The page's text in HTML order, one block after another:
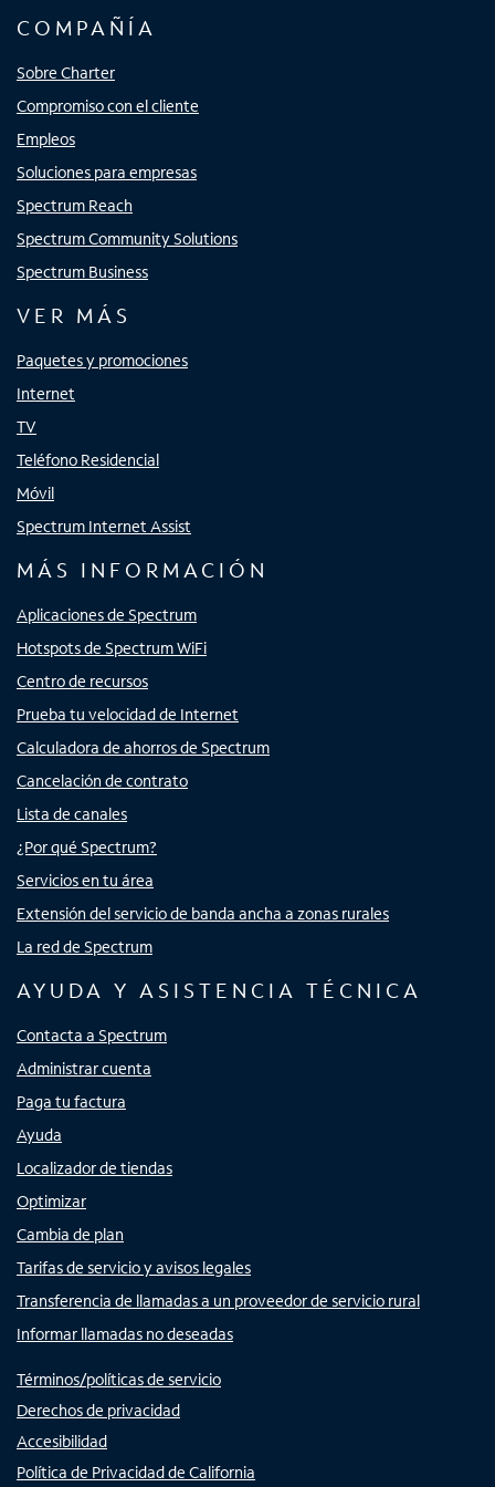
COMPAÑÍA
Sobre Charter
Compromiso con el cliente
Empleos
Soluciones para empresas
Spectrum Reach
Spectrum Community Solutions
Spectrum Business
VER MÁS
Paquetes y promociones
Internet
TV
Teléfono Residencial
Móvil
Spectrum Internet Assist
MÁS INFORMACIÓN
Aplicaciones de Spectrum
Hotspots de Spectrum WiFi
Centro de recursos
Prueba tu velocidad de Internet
Calculadora de ahorros de Spectrum
Cancelación de contrato
Lista de canales
¿Por qué Spectrum?
Servicios en tu área
Extensión del servicio de banda ancha a zonas rurales
La red de Spectrum
AYUDA Y ASISTENCIA TÉCNICA
Contacta a Spectrum
Administrar cuenta
Paga tu factura
Ayuda
Localizador de tiendas
Optimizar
Cambia de plan
Tarifas de servicio y avisos legales
Transferencia de llamadas a un proveedor de servicio rural
Informar llamadas no deseadas
Términos/políticas de servicio
Derechos de privacidad
Accesibilidad
Política de Privacidad de California